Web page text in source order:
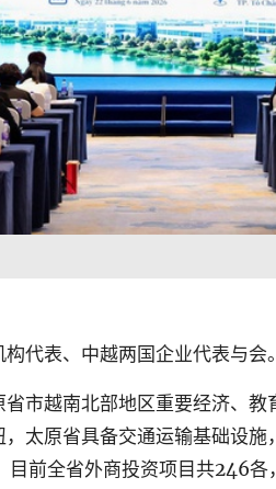
代表、中越两国企业代表与会。
市越南北部地区重要经济、
太原省具备交通运输基础设
目前全省外商投资项目共246